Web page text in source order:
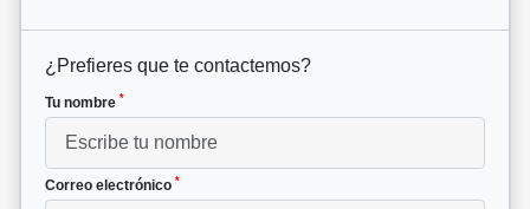
¿Prefieres que te contactemos?
Tu nombre *
Correo electrónico *